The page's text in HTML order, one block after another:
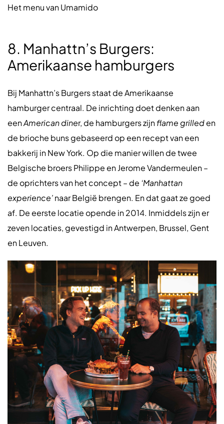
Het menu van Umamido
8. Manhattn’s Burgers:
Amerikaanse hamburgers
Bij Manhattn’s Burgers staat de Amerikaanse
hamburger centraal. De inrichting doet denken aan
eenAmerican diner, de hamburgers zijnflame grilleden
de brioche buns gebaseerd op een recept van een
bakkerij in New York. Op die manier willen de twee
Belgische broers Philippe en Jerome Vandermeulen –
de oprichters van het concept – de ‘Manhattan
experience’naar België brengen. En dat gaat ze goed
af. De eerste locatie opende in 2014. Inmiddels zijn er
zeven locaties, gevestigd in Antwerpen, Brussel, Gent
en Leuven.